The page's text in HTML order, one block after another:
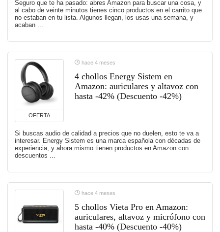
Seguro que te ha pasado: abres Amazon para buscar una cosa, y
al cabo de veinte minutos tienes cinco productos en el carrito que
no estaban en tu lista. Algunos llegan, los usas una semana, y
acaban ...
OFERTA
hace 4 meses
4 chollos Energy Sistem en
Amazon: auriculares y altavoz con
hasta -42% (Descuento -42%)
Si buscas audio de calidad a precios que no duelen, esto te va a
interesar. Energy Sistem es una marca española con décadas de
experiencia, y ahora mismo tienen productos en Amazon con
descuentos ...
hace 4 meses
5 chollos Vieta Pro en Amazon:
auriculares, altavoz y micrófono con
hasta -40% (Descuento -40%)